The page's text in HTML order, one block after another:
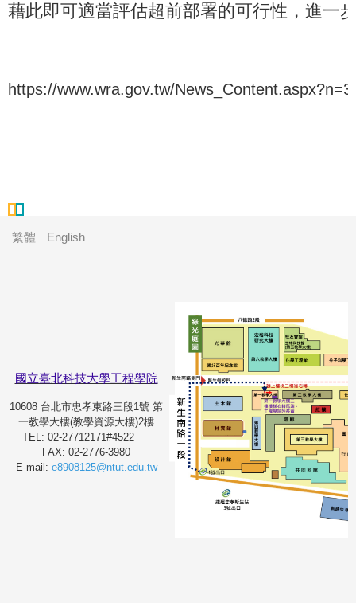
藉此即可適當評估超前部署的可行性，進一
https://www.wra.gov.tw/
繁體 English
國立臺北科技大學工程學院
10608 台北市忠孝東路三段1號 第
一教學大樓(教學資源大樓)2樓
TEL: 02-27712171#4522
FAX: 02-2776-3980
E-mail: e8908125@ntut.edu.tw